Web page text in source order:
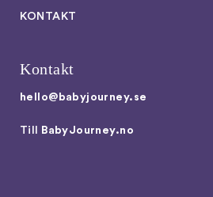
KONTAKT
Kontakt
hello@babyjourney.se
Till BabyJourney.no